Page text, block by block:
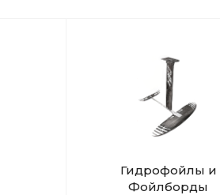
Гидрофойлы и
Фойлборды